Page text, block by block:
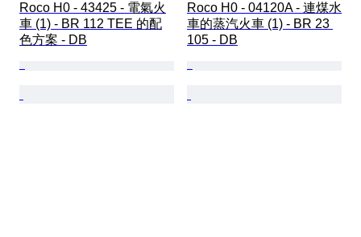
Roco H0 - 43425 - 電氣火
車 (1) - BR 112 TEE 的配
色方案 - DB
Roco H0 - 04120A - 連煤水
車的蒸汽火車 (1) - BR 23
105 - DB